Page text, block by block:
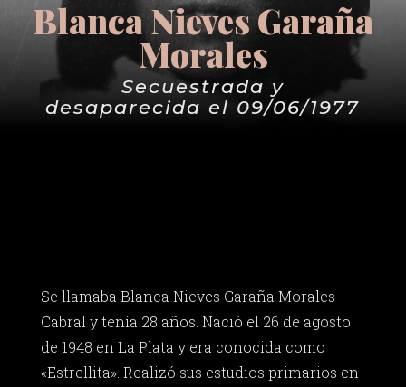
Blanca Nieves Garaña
Morales
Secuestrada y
desaparecida el 09/06/1977
Se llamaba Blanca Nieves Garaña Morales
Cabral y tenía 28 años. Nació el 26 de agosto
de 1948 en La Plata y era conocida como
«Estrellita». Realizó sus estudios primarios en